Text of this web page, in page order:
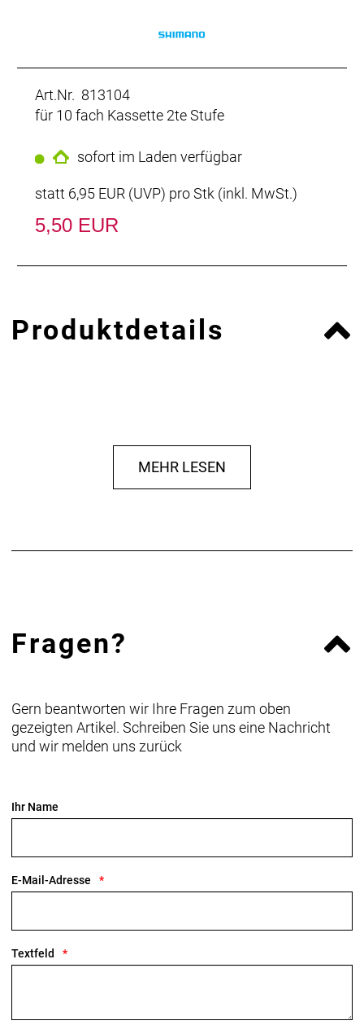
Art.Nr. 813104
für 10 fach Kassette 2te Stufe
sofort im Laden verfügbar
statt 6,95 EUR (UVP) pro Stk (inkl. MwSt.)
5,50 EUR
Produktdetails
MEHR LESEN
Fragen?
Gern beantworten wir Ihre Fragen zum oben
gezeigten Artikel. Schreiben Sie uns eine Nachricht
und wir melden uns zurück
Ihr Name
E-Mail-Adresse
Textfeld